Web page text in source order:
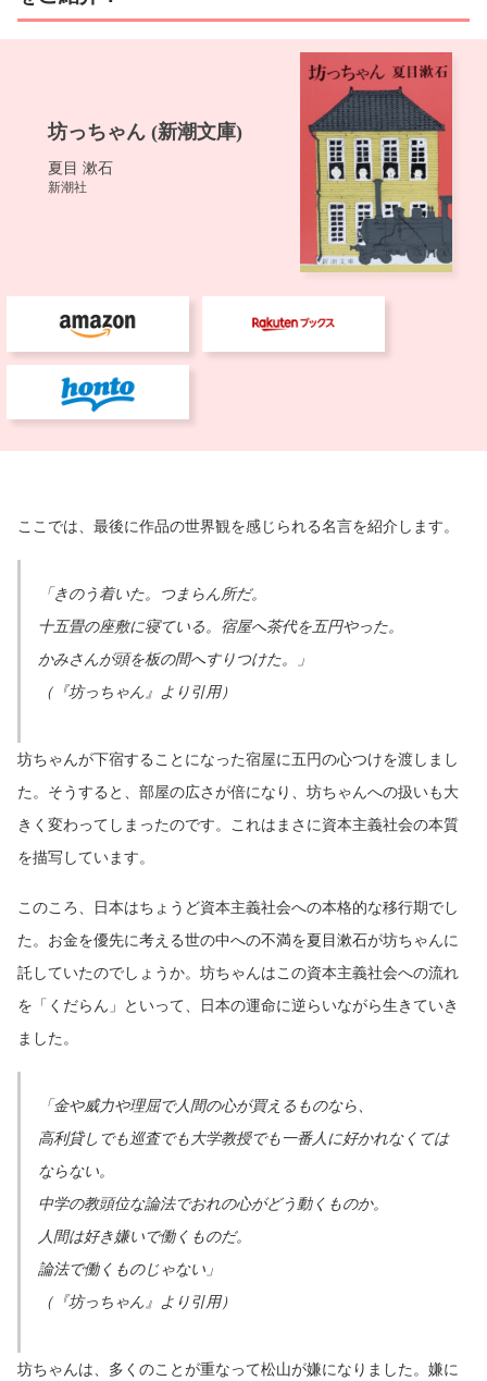
ここでは、最後に作品の世界観を感じられる名言を紹介します。
「きのう着いた。つまらん所だ。
十五畳の座敷に寝ている。宿屋へ茶代を五円やった。
かみさんが頭を板の間へすりつけた。」
（『坊っちゃん』より引用）
坊ちゃんが下宿することになった宿屋に五円の心つけを渡しまし
た。そうすると、部屋の広さが倍になり、坊ちゃんへの扱いも大
きく変わってしまったのです。これはまさに資本主義社会の本質
を描写しています。
このころ、日本はちょうど資本主義社会への本格的な移行期でし
た。お金を優先に考える世の中への不満を夏目漱石が坊ちゃんに
託していたのでしょうか。坊ちゃんはこの資本主義社会への流れ
を「くだらん」といって、日本の運命に逆らいながら生きていき
ました。
「金や威力や理屈で人間の心が買えるものなら、
高利貸しでも巡査でも大学教授でも一番人に好かれなくては
ならない。
中学の教頭位な論法でおれの心がどう動くものか。
人間は好き嫌いで働くものだ。
論法で働くものじゃない」
（『坊っちゃん』より引用）
坊ちゃんは、多くのことが重なって松山が嫌になりました。嫌に